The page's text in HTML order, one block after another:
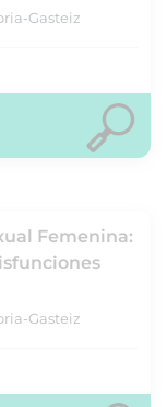
Gasteiz
Femenina:
Gasteiz